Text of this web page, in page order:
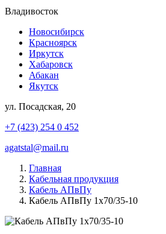
Владивосток
Новосибирск
Красноярск
Иркутск
Хабаровск
Абакан
Якутск
ул. Посадская, 20
+7 (423) 254 0 452
agatstal@mail.ru
Главная
Кабельная продукция
Кабель АПвПу
Кабель АПвПу 1х70/35-10